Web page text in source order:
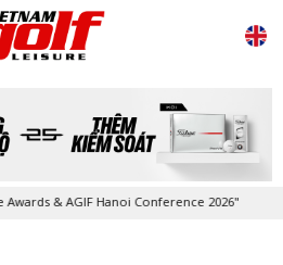
& AGIF Hanoi Conference 2026"